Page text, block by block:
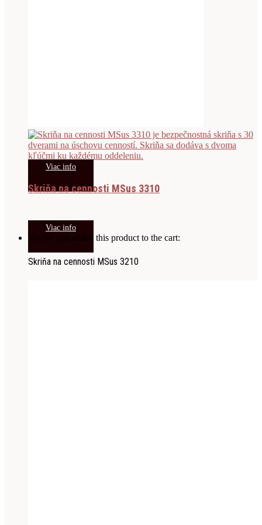
Viac info
Skriňa na cennosti MSus 3310
Viac info
You've just added this product to the cart:
Skriňa na cennosti MSus 3210